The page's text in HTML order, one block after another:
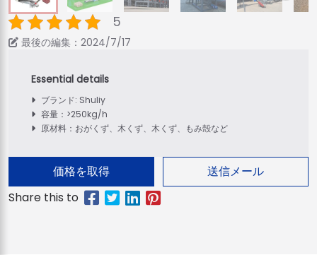
5
最後の編集：2024/7/17
ブランド: Shuliy
容量：>250kg/h
原材料：おがくず、木くず、木くず、もみ殻など
価格を取得 送信メール